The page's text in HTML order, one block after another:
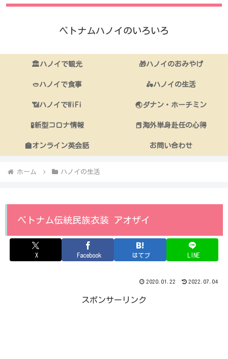
ベトナムハノイのいろいろ
🏛ハノイで観光 🎁ハノイのおみやげ
🥙ハノイで食事 🛵ハノイの生活
📶ハノイでWiFi 🌏ダナン・ホーチミン
🧪新型コロナ情報 📕海外単身赴任の心得
🏫オンライン英会話 お問い合わせ
ホーム ハノイの生活
ベトナム伝統民族衣装 アオザイ
X Facebook はてブ LINE
2020.01.22 2022.07.04
スポンサーリンク